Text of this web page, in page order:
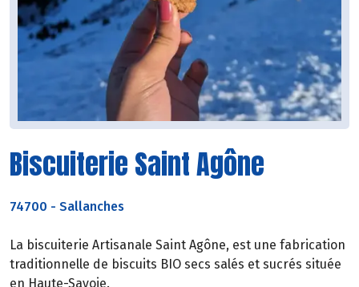
Biscuiterie Saint Agône
74700 - Sallanches
La biscuiterie Artisanale Saint Agône, est une fabrication
traditionnelle de biscuits BIO secs salés et sucrés située
en Haute-Savoie.